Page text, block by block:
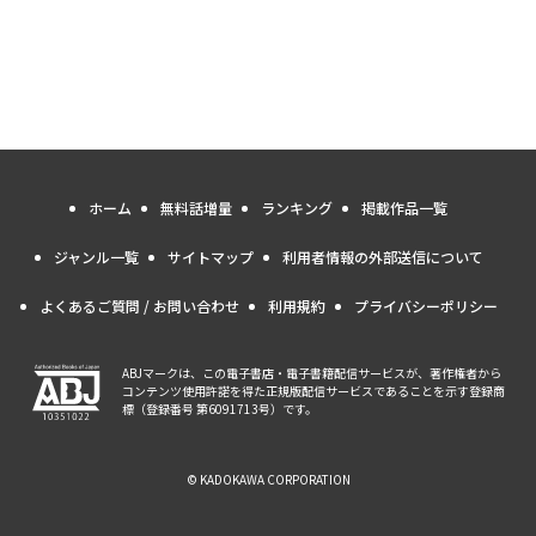
ホーム 無料話増量 ランキング 掲載作品一覧
ジャンル一覧 サイトマップ 利用者情報の外部送信について
よくあるご質問 / お問い合わせ 利用規約 プライバシーポリシー
ABJマークは、この電子書店・電子書籍配信サービスが、著作権者から
コンテンツ使用許諾を得た正規版配信サービスであることを示す登録商
標（登録番号 第6091713号）です。
© KADOKAWA CORPORATION